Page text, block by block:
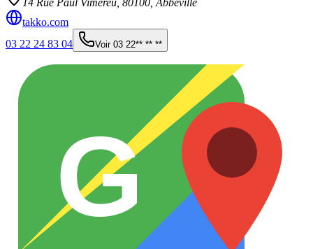
14 Rue Paul Vimereu, 80100 Abbeville
takko.com
03 22 24 83 04
Voir 03 22** ** **
G